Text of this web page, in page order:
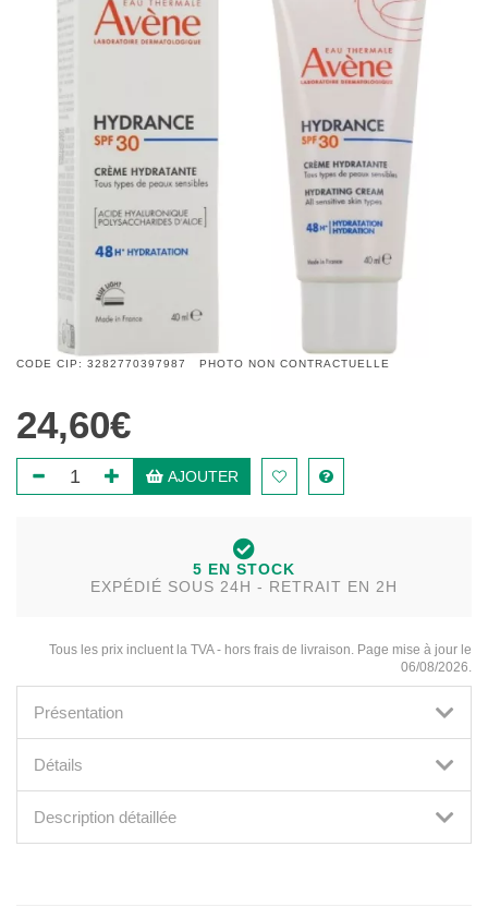
CODE CIP: 3282770397987 PHOTO NON CONTRACTUELLE
24,60€
AJOUTER
5 EN STOCK
EXPÉDIÉ SOUS 24H - RETRAIT EN 2H
Tous les prix incluent la TVA - hors frais de livraison. Page mise à jour le
06/08/2026.
Présentation
Détails
Description détaillée